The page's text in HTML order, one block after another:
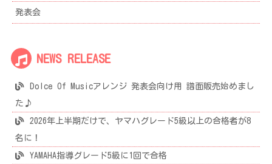
発表会
NEWS RELEASE
Dolce Of Musicアレンジ 発表会向け用 譜面販売始めまし
た♪
2026年上半期だけで、ヤマハグレード5級以上の合格者が8
名に！
YAMAHA指導グレード5級に1回で合格